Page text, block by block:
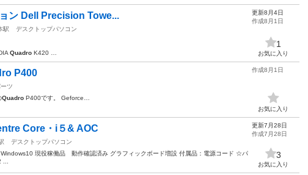
ン Dell Precision Towe...
駅
デスクトップパソコン
Quadro K420 …
更新8月4日
作成8月1日
1
お気に入り
P400
ツ
Quadro P400です。 Geforce…
作成8月1日
お気に入り
Core・i５& AOC
デスクトップパソコン
現役稼働品 動作確認済み グラフィックボード増設 付属品：電源コード ☆パ
更新7月28日
作成7月28日
3
お気に入り